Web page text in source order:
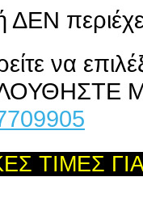
ΔΕΝ
να
ΤΙΜΕΣ